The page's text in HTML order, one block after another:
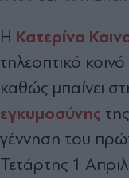
Η Κατερίνα
τηλεοπτικό
καθώς μπαίνει
εγκυμοσύνης
γέννηση του
Τετάρτης 1